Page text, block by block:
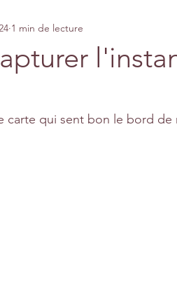
1 min de lecture
carte qui sent bon le bord